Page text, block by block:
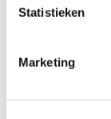
Statistieken
Marketing
Per jaar